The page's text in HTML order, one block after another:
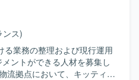
環境で開発・テストを実施
ト起票・進捗管理、不具合
への入力作業など
ております。 コミュニケーシ
に連携し、ドキュメント作
進められる方が望ましいで
ンス)
る業務の整理および現行運用
ントができる人材を募集し